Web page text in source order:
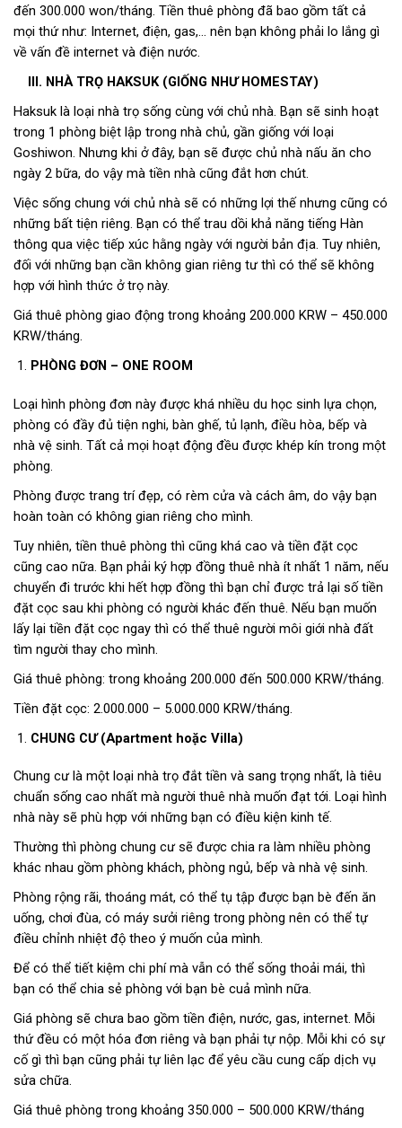
đến 300.000 won/tháng. Tiền thuê phòng đã bao gồm tất cả
mọi thứ như: Internet, điện, gas,… nên bạn không phải lo lắng gì
về vấn đề internet và điện nước.
III. NHÀ TRỌ HAKSUK (GIỐNG NHƯ HOMESTAY)
Haksuk là loại nhà trọ sống cùng với chủ nhà. Bạn sẽ sinh hoạt
trong 1 phòng biệt lập trong nhà chủ, gần giống với loại
Goshiwon. Nhưng khi ở đây, bạn sẽ được chủ nhà nấu ăn cho
ngày 2 bữa, do vậy mà tiền nhà cũng đắt hơn chút.
Việc sống chung với chủ nhà sẽ có những lợi thế nhưng cũng có
những bất tiện riêng. Bạn có thể trau dồi khả năng tiếng Hàn
thông qua việc tiếp xúc hằng ngày với người bản địa. Tuy nhiên,
đối với những bạn cần không gian riêng tư thì có thể sẽ không
hợp với hình thức ở trọ này.
Giá thuê phòng giao động trong khoảng 200.000 KRW – 450.000
KRW/tháng.
PHÒNG ĐƠN – ONE ROOM
Loại hình phòng đơn này được khá nhiều du học sinh lựa chọn,
phòng có đầy đủ tiện nghi, bàn ghế, tủ lạnh, điều hòa, bếp và
nhà vệ sinh. Tất cả mọi hoạt động đều được khép kín trong một
phòng.
Phòng được trang trí đẹp, có rèm cửa và cách âm, do vậy bạn
hoàn toàn có không gian riêng cho mình.
Tuy nhiên, tiền thuê phòng thì cũng khá cao và tiền đặt cọc
cũng cao nữa. Bạn phải ký hợp đồng thuê nhà ít nhất 1 năm, nếu
chuyển đi trước khi hết hợp đồng thì bạn chỉ được trả lại số tiền
đặt cọc sau khi phòng có người khác đến thuê. Nếu bạn muốn
lấy lại tiền đặt cọc ngay thì có thể thuê người môi giới nhà đất
tìm người thay cho mình.
Giá thuê phòng: trong khoảng 200.000 đến 500.000 KRW/tháng.
Tiền đặt cọc: 2.000.000 – 5.000.000 KRW/tháng.
CHUNG CƯ (Apartment hoặc Villa)
Chung cư là một loại nhà trọ đắt tiền và sang trọng nhất, là tiêu
chuẩn sống cao nhất mà người thuê nhà muốn đạt tới. Loại hình
nhà này sẽ phù hợp với những bạn có điều kiện kinh tế.
Thường thì phòng chung cư sẽ được chia ra làm nhiều phòng
khác nhau gồm phòng khách, phòng ngủ, bếp và nhà vệ sinh.
Phòng rộng rãi, thoáng mát, có thể tụ tập được bạn bè đến ăn
uống, chơi đùa, có máy sưởi riêng trong phòng nên có thể tự
điều chỉnh nhiệt độ theo ý muốn của mình.
Để có thể tiết kiệm chi phí mà vẫn có thể sống thoải mái, thì
bạn có thể chia sẻ phòng với bạn bè cuả mình nữa.
Giá phòng sẽ chưa bao gồm tiền điện, nước, gas, internet. Mỗi
thứ đều có một hóa đơn riêng và bạn phải tự nộp. Mỗi khi có sự
cố gì thì bạn cũng phải tự liên lạc để yêu cầu cung cấp dịch vụ
sửa chữa.
Giá thuê phòng trong khoảng 350.000 – 500.000 KRW/tháng